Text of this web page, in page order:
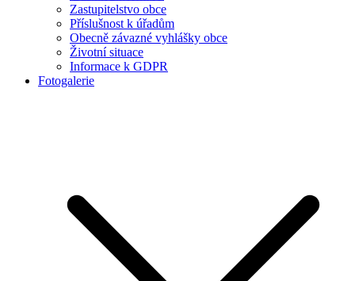
Zastupitelstvo obce
Příslušnost k úřadům
Obecně závazné vyhlášky obce
Životní situace
Informace k GDPR
Fotogalerie